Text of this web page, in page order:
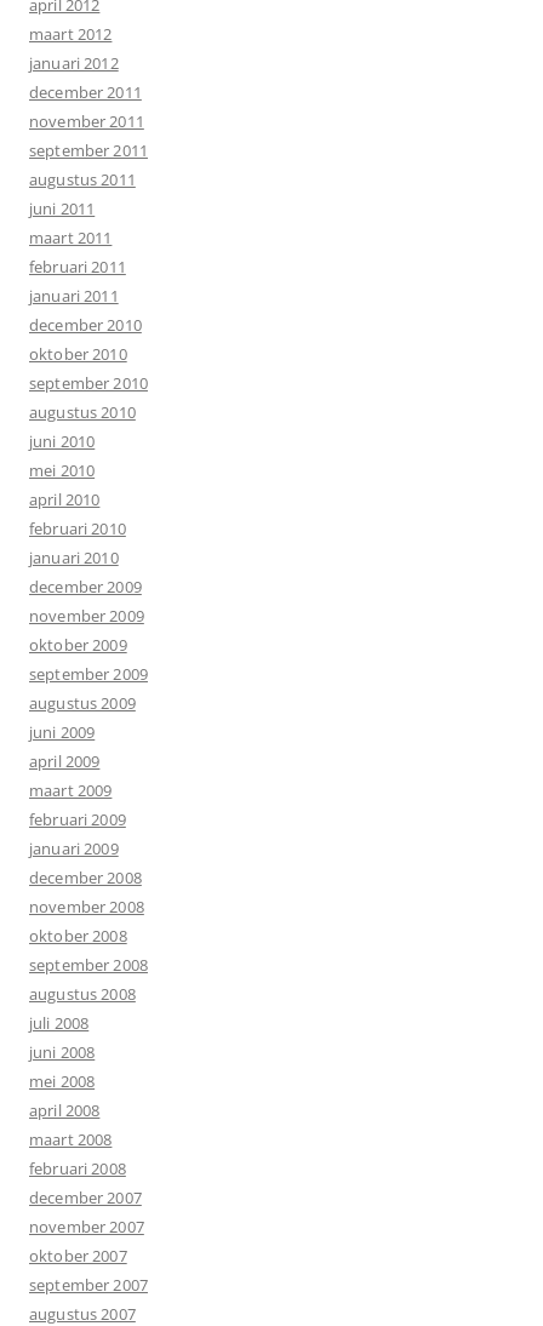
maart 2012
januari 2012
december 2011
november 2011
september 2011
augustus 2011
juni 2011
maart 2011
februari 2011
januari 2011
december 2010
oktober 2010
september 2010
augustus 2010
juni 2010
mei 2010
april 2010
februari 2010
januari 2010
december 2009
november 2009
oktober 2009
september 2009
augustus 2009
juni 2009
april 2009
maart 2009
februari 2009
januari 2009
december 2008
november 2008
oktober 2008
september 2008
augustus 2008
juli 2008
juni 2008
mei 2008
april 2008
maart 2008
februari 2008
december 2007
november 2007
oktober 2007
september 2007
augustus 2007